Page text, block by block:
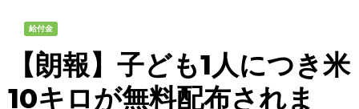
給付金
【朗報】子ども1人につき米
10キロが無料配布されま